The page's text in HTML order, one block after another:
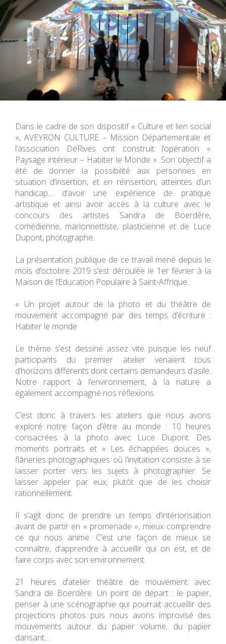
Dans le cadre de son dispositif « Culture et lien social
», AVEYRON CULTURE – Mission Départementale et
l’association DéRives ont construit l’opération «
Paysage intérieur – Habiter le Monde ». Son objectif a
été de donner la possibilité aux personnes en
situation d’insertion, et en réinsertion, atteintes d’un
handicap… d’avoir une expérience de pratique
artistique et ainsi avoir accès à la culture avec le
concours des artistes Sandra de Boerdère,
comédienne, marionnettiste, plasticienne et de Luce
Dupont, photographe.
La présentation publique de ce travail mené depuis le
mois d’octobre 2019 s’est déroulée le 1er février à la
Maison de l’Education Populaire à Saint-Affrique.
« Un projet autour de la photo et du théâtre de
mouvement accompagné par des temps d’écriture :
Habiter le monde
Le thème s’est dessiné assez vite puisque les neuf
participants du premier atelier venaient tous
d’horizons différents dont certains demandeurs d’asile.
Notre rapport à l’environnement, à la nature a
également accompagné nos réflexions.
C’est donc à travers les ateliers que nous avons
exploré notre façon d’être au monde : 10 heures
consacrées à la photo avec Luce Dupont. Des
moments portraits et « Les échappées douces »,
flâneries photographiques où l’invitation consiste à se
laisser porter vers les sujets à photographier. Se
laisser appeler par eux, plutôt que de les choisir
rationnellement.
Il s’agit donc de prendre un temps d’intériorisation
avant de partir en « promenade », mieux comprendre
ce qui nous anime. C’est une façon de mieux se
connaître, d’apprendre à accueillir qui on est, et de
faire corps avec son environnement.
21 heures d’atelier théâtre de mouvement avec
Sandra de Boerdère. Un point de départ : le papier,
penser à une scénographie qui pourrait accueillir des
projections photos puis nous avons improvisé des
mouvements autour du papier volume, du papier
dansant…